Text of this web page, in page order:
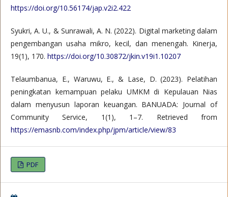
https://doi.org/10.56174/jap.v2i2.422
Syukri, A. U., & Sunrawali, A. N. (2022). Digital marketing dalam
pengembangan usaha mikro, kecil, dan menengah. Kinerja,
19(1), 170. https://doi.org/10.30872/jkin.v19i1.10207
Telaumbanua, E., Waruwu, E., & Lase, D. (2023). Pelatihan
peningkatan kemampuan pelaku UMKM di Kepulauan Nias
dalam menyusun laporan keuangan. BANUADA: Journal of
Community Service, 1(1), 1–7. Retrieved from
https://emasnb.com/index.php/jpm/article/view/83
PDF